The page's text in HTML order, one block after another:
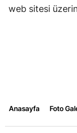
web sitesi
Anasayfa Foto